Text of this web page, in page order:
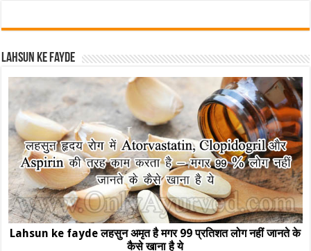
Lahsun ke fayde
Lahsun ke fayde लहसुन अमृत है मगर 99 प्रतिशत लोग नहीं जानते के
कैसे खाना है ये